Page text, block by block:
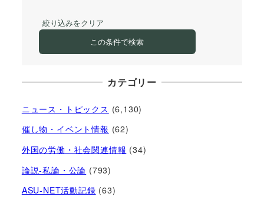
絞り込みをクリア
この条件で検索
カテゴリー
ニュース・トピックス (6,130)
催し物・イベント情報 (62)
外国の労働・社会関連情報 (34)
論説-私論・公論 (793)
ASU-NET活動記録 (63)